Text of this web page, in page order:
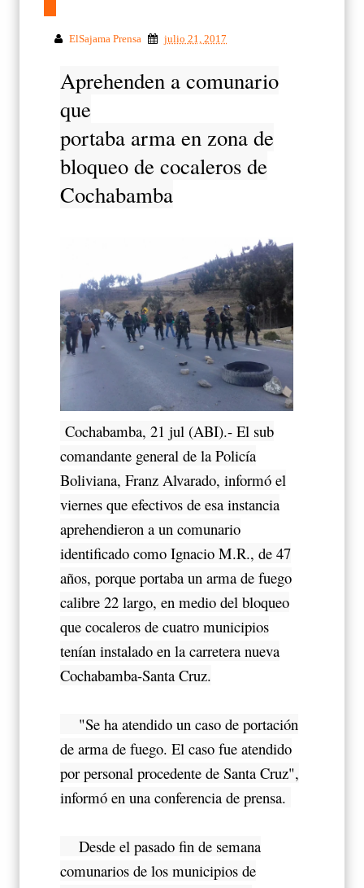
ElSajama Prensa julio 21, 2017
Aprehenden a comunario
que
portaba arma en zona de
bloqueo de cocaleros de
Cochabamba
Cochabamba, 21 jul (ABI).- El sub
comandante general de la Policía
Boliviana, Franz Alvarado, informó el
viernes que efectivos de esa instancia
aprehendieron a un comunario
identificado como Ignacio M.R., de 47
años, porque portaba un arma de fuego
calibre 22 largo, en medio del bloqueo
que cocaleros de cuatro municipios
tenían instalado en la carretera nueva
Cochabamba-Santa Cruz.
"Se ha atendido un caso de portación
de arma de fuego. El caso fue atendido
por personal procedente de Santa Cruz",
informó en una conferencia de prensa.
Desde el pasado fin de semana
comunarios de los municipios de